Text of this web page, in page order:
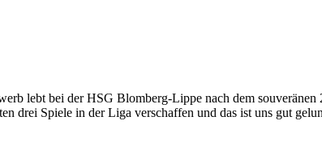
lebt bei der HSG Blomberg-Lippe nach dem
drei Spiele in der Liga verschaffen und das ist uns gut